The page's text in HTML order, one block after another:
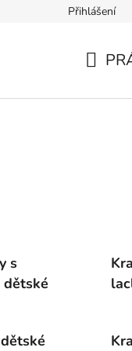
Jak nakupovatPřihlášení
s